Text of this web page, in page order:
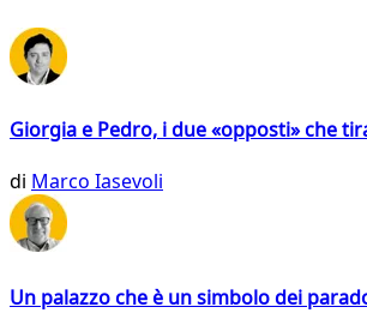
Giorgia e Pedro, i due «opposti» che
di Marco Iasevoli
Un palazzo che è un simbolo dei